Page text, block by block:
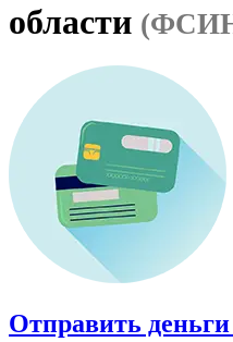
области (ФСИН
Отправить деньги